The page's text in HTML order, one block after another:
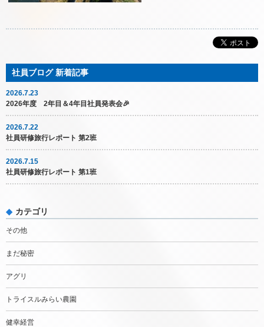
2026.7.23
2026年度 2年目＆4年目社員発表会🎉
2026.7.22
社員研修旅行レポート 第2班
2026.7.15
社員研修旅行レポート 第1班
カテゴリ
その他
まだ秘密
アグリ
トライスルみらい農園
健幸経営